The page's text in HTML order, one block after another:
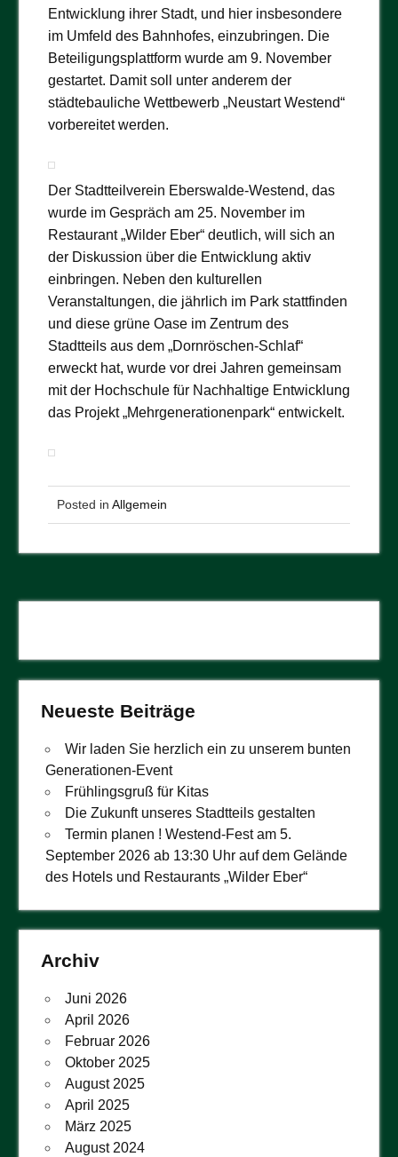
Entwicklung ihrer Stadt, und hier insbesondere
im Umfeld des Bahnhofes, einzubringen. Die
Beteiligungsplattform wurde am 9. November
gestartet. Damit soll unter anderem der
städtebauliche Wettbewerb „Neustart Westend“
vorbereitet werden.
Der Stadtteilverein Eberswalde-Westend, das
wurde im Gespräch am 25. November im
Restaurant „Wilder Eber“ deutlich, will sich an
der Diskussion über die Entwicklung aktiv
einbringen. Neben den kulturellen
Veranstaltungen, die jährlich im Park stattfinden
und diese grüne Oase im Zentrum des
Stadtteils aus dem „Dornröschen-Schlaf“
erweckt hat, wurde vor drei Jahren gemeinsam
mit der Hochschule für Nachhaltige Entwicklung
das Projekt „Mehrgenerationenpark“ entwickelt.
Posted in Allgemein
Neueste Beiträge
Wir laden Sie herzlich ein zu unserem bunten
Generationen-Event
Frühlingsgruß für Kitas
Die Zukunft unseres Stadtteils gestalten
Termin planen ! Westend-Fest am 5.
September 2026 ab 13:30 Uhr auf dem Gelände
des Hotels und Restaurants „Wilder Eber“
Archiv
Juni 2026
April 2026
Februar 2026
Oktober 2025
August 2025
April 2025
März 2025
August 2024